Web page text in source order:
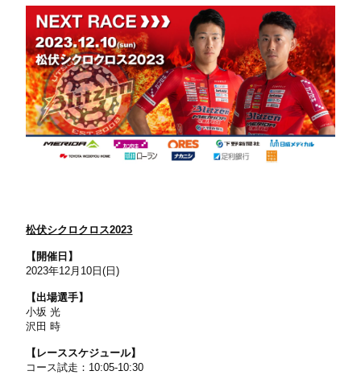
松伏シクロクロス2023
【開催日】
2023年12月10日(日)
【出場選手】
小坂 光
沢田 時
【レーススケジュール】
コース試走： 10:05-10:30